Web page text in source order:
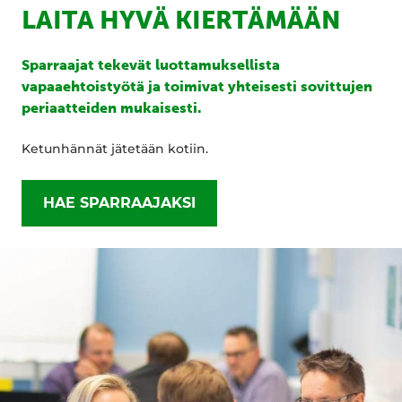
LAITA HYVÄ KIERTÄMÄÄN
Sparraajat tekevät luottamuksellista
vapaaehtoistyötä ja toimivat yhteisesti sovittujen
periaatteiden mukaisesti.
Ketunhännät jätetään kotiin.
HAE SPARRAAJAKSI